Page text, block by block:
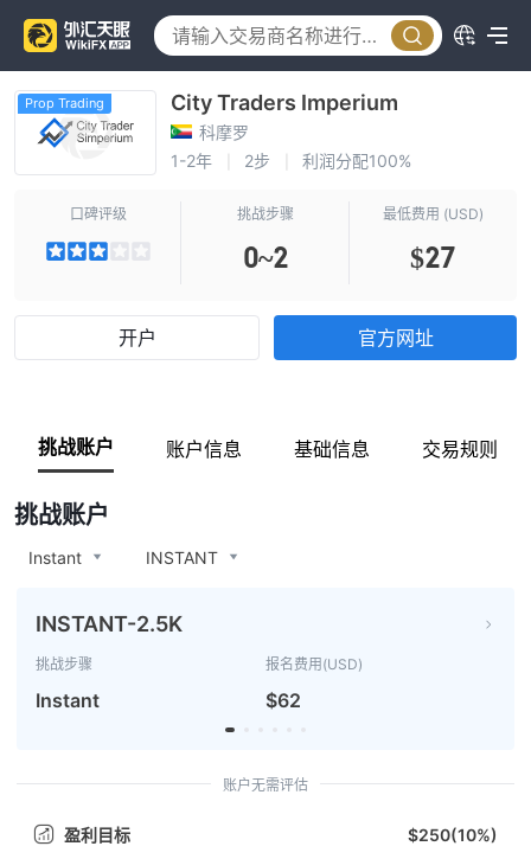
Prop Trading City Traders Imperium
科摩罗
1-2年
2步 利润分配100%
口碑评级 挑战步骤
0~2
最低费用 (USD)
$27
开户 官方网址
挑战账户 账户信息 基础信息 交易规则
挑战账户
Instant INSTANT
INSTANT-2.5K
挑战步骤
Instant
报名费用(USD)
$62
账户无需评估
盈利目标 $250(10%)